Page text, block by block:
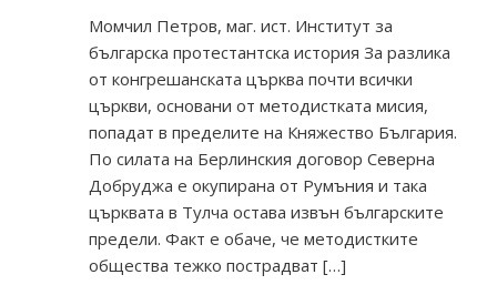
Момчил Петров, маг. ист. Институт за
българска протестантска история За разлика
от конгрешанската църква почти всички
църкви, основани от методистката мисия,
попадат в пределите на Княжество България.
По силата на Берлинския договор Северна
Добруджа е окупирана от Румъния и така
църквата в Тулча остава извън българските
предели. Факт е обаче, че методистките
общества тежко пострадват […]